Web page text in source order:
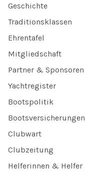
Geschichte
Traditionsklassen
Ehrentafel
Mitgliedschaft
Partner & Sponsoren
Yachtregister
Bootspolitik
Bootsversicherungen
Clubwart
Clubzeitung
Helferinnen & Helfer